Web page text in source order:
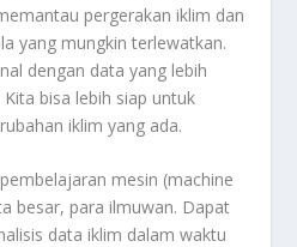
pergerakan iklim dan
yang mungkin terlewatkan.
dengan data yang lebih
bisa lebih siap untuk
iklim yang ada.
mesin (machine
besar, para ilmuwan. Dapat
data iklim dalam waktu